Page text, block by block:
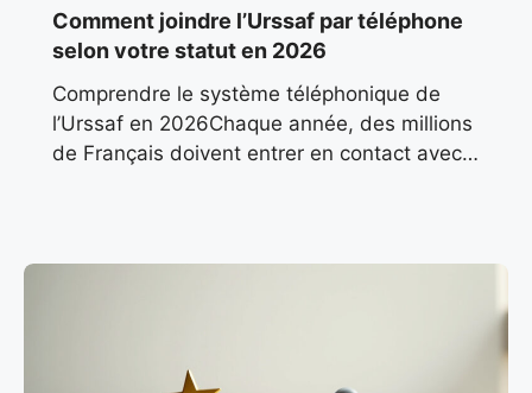
Comment joindre l’Urssaf par téléphone
selon votre statut en 2026
Comprendre le système téléphonique de
l’Urssaf en 2026Chaque année, des millions
de Français doivent entrer en contact avec